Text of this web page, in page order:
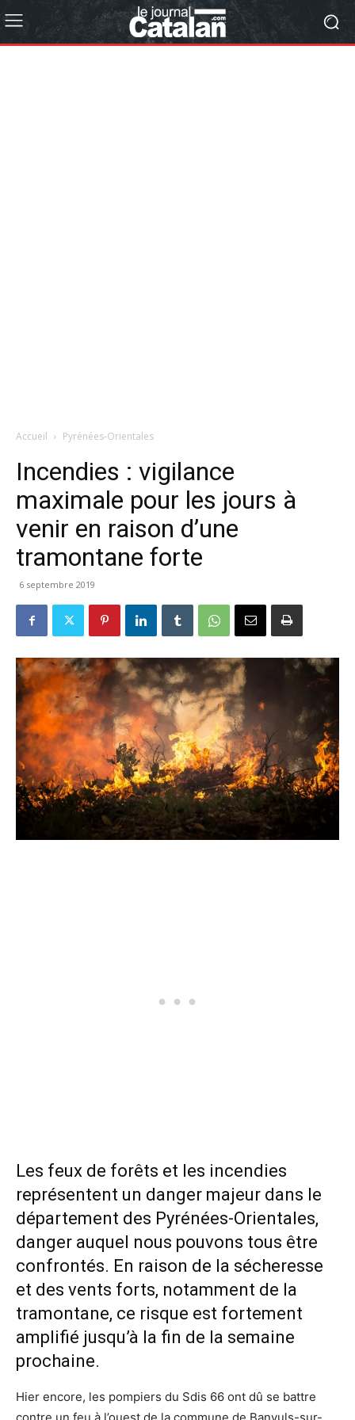
Accueil Pyrénées-Orientales
Incendies : vigilance
maximale pour les jours à
venir en raison d’une
tramontane forte
6 septembre 2019
Les feux de forêts et les incendies
représentent un danger majeur dans le
département des Pyrénées-Orientales,
danger auquel nous pouvons tous être
confrontés. En raison de la sécheresse
et des vents forts, notamment de la
tramontane, ce risque est fortement
amplifié jusqu’à la fin de la semaine
prochaine.
Hier encore, les pompiers du Sdis 66 ont dû se battre